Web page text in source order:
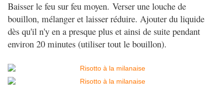
Baisser le feu sur feu moyen. Verser une louche de
bouillon, mélanger et laisser réduire. Ajouter du liquide
dès qu'il n'y en a presque plus et ainsi de suite pendant
environ 20 minutes (utiliser tout le bouillon).